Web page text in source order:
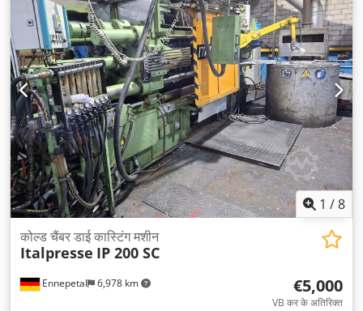
1 /8
Ennepetal 6,978 km
कोल्ड चैंबर डाई कास्टिंग मशीन
Italpresse IP 200 SC
€5,000
VB कर के अतिरिक्त